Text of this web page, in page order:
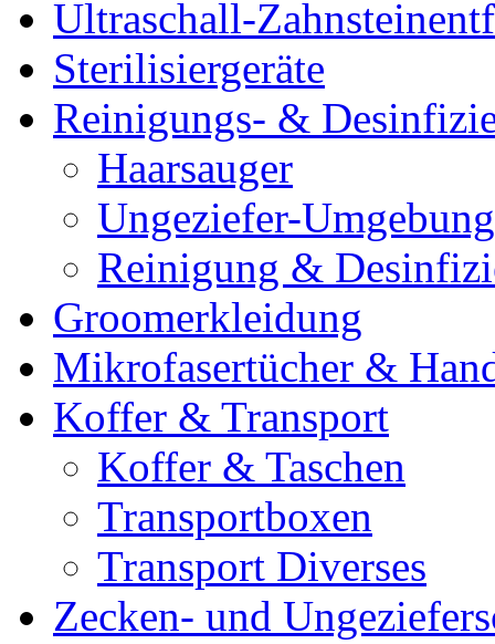
Ultraschall-
Sterilisiergeräte
Reinigungs- &
Haarsauger
Ungeziefer-
Reinigung &
Groomerkleidung
Mikrofasertücher &
Koffer & Transport
Koffer & Taschen
Transportboxen
Transport Diverses
Zecken- und